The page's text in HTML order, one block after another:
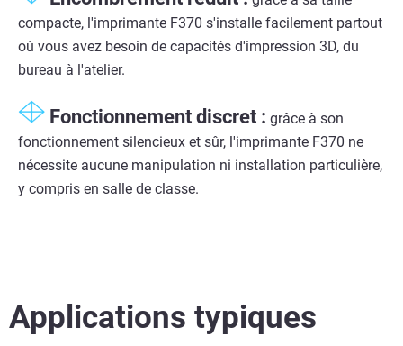
compacte, l'imprimante F370 s'installe facilement partout
où vous avez besoin de capacités d'impression 3D, du
bureau à l'atelier.
Fonctionnement discret : grâce à son
fonctionnement silencieux et sûr, l'imprimante F370 ne
nécessite aucune manipulation ni installation particulière,
y compris en salle de classe.
Applications typiques